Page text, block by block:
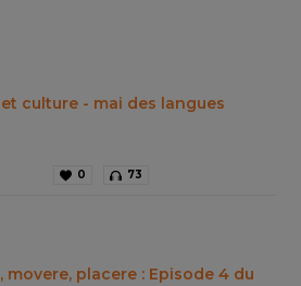
culture - mai des langues
0 73
movere, placere : Episode 4 du